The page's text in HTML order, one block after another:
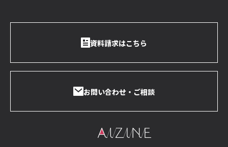
資料請求はこちら
お問い合わせ・ご相談